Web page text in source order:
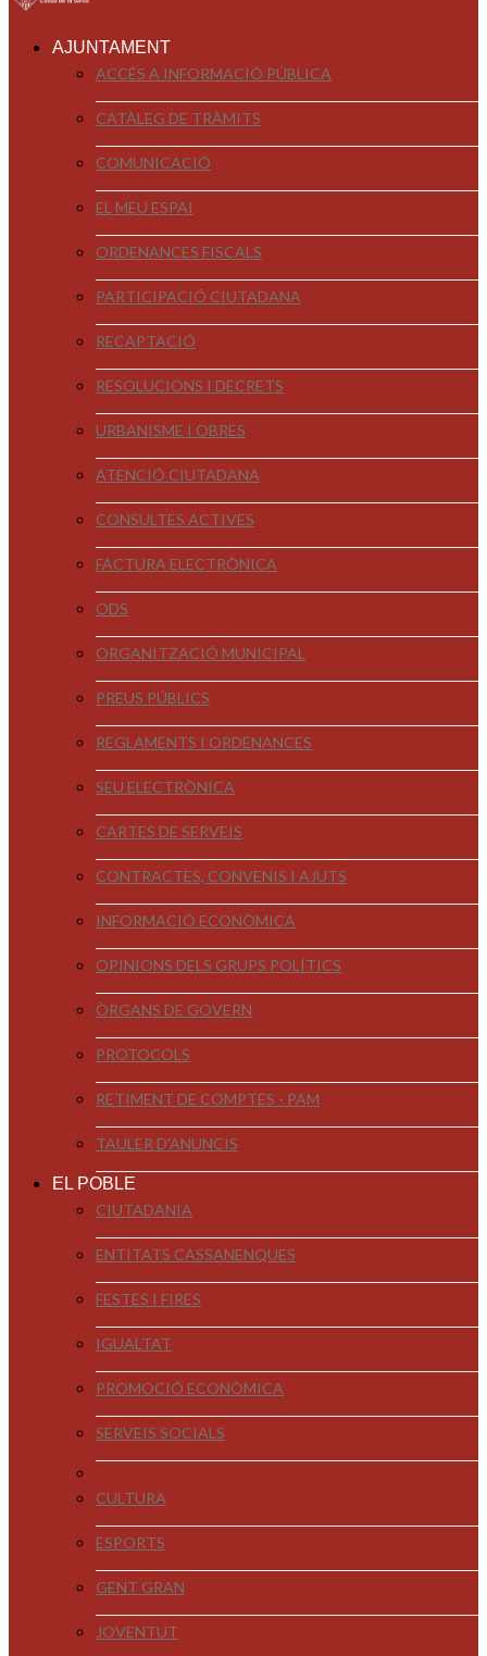
AJUNTAMENT
ACCÉS A INFORMACIÓ PÚBLICA
CATÀLEG DE TRÀMITS
COMUNICACIÓ
EL MEU ESPAI
ORDENANCES FISCALS
PARTICIPACIÓ CIUTADANA
RECAPTACIÓ
RESOLUCIONS I DECRETS
URBANISME I OBRES
ATENCIÓ CIUTADANA
CONSULTES ACTIVES
FACTURA ELECTRÒNICA
ODS
ORGANITZACIÓ MUNICIPAL
PREUS PÚBLICS
REGLAMENTS I ORDENANCES
SEU ELECTRÒNICA
CARTES DE SERVEIS
CONTRACTES, CONVENIS I AJUTS
INFORMACIÓ ECONÒMICA
OPINIONS DELS GRUPS POLÍTICS
ÒRGANS DE GOVERN
PROTOCOLS
RETIMENT DE COMPTES - PAM
TAULER D'ANUNCIS
EL POBLE
CIUTADANIA
ENTITATS CASSANENQUES
FESTES I FIRES
IGUALTAT
PROMOCIÓ ECONÒMICA
SERVEIS SOCIALS
CULTURA
ESPORTS
GENT GRAN
JOVENTUT